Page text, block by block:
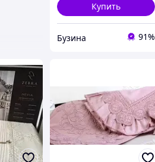
Купить
Бузина 91%